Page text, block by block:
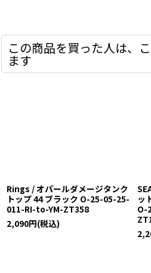
この商品を買った人は、
ます
Rings / オパールダメージタンク
トップ 44 ブラック O-25-05-25-
011-RI-to-YM-ZT358
2,090円(税込)
ッ
O-